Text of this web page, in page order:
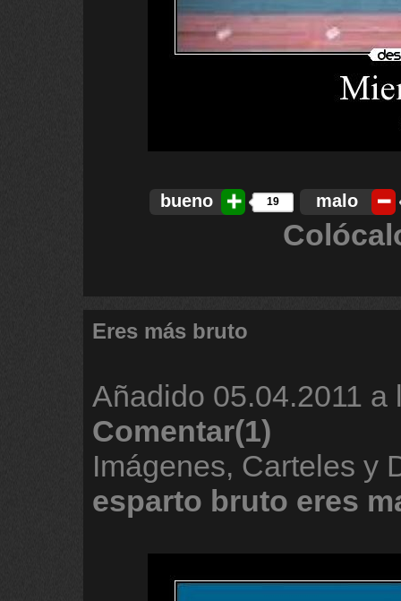
bueno 19 malo
Eres más bruto
Añadido 05.04.2011 a
Comentar(1)
Imágenes, Carteles y
esparto bruto eres